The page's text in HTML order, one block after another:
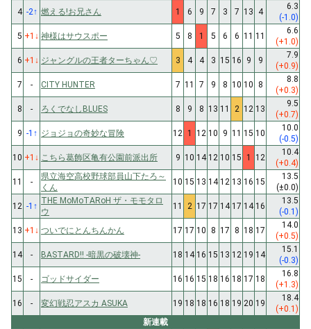
4 -2↑ 燃える!お兄さん 1 6 9 7 3 7 13 4
6.3
(-1.0)
5 +1 ↓ 神様はサウスポー 5 8 1 5 6 6 11 11
6.6
(+1.0)
6 +1 ↓ ジャングルの王者ターちゃん♡ 3 4 4 3 15 16 9 9
7.9
(+0.9)
7
- CITY HUNTER 7 11 7 9 8 10 10 8
8.8
(+0.3)
8
- ろくでなしBLUES 8 9 8 13 11 2 12 13
9.5
(+0.7)
9 -1 ↑ ジョジョの奇妙な冒険 12 1 12 10 9 11 15 10
10.0
(-0.5)
10 +1 ↓ こちら葛飾区亀有公園前派出所 9 10 14 12 10 15 1 12
10.4
(+0.4)
11
-
県立海空高校野球部員山下たろ～
くん
10 15 13 14 12 13 16 15
13.5
(±0.0)
12 -1 ↑
THE MoMoTARoH ザ・モモタロ
ウ
11 2 17 17 14 17 14 16
13.5
(-0.1)
13 +1 ↓ ついでにとんちんかん 17 17 10 8 17 8 18 17
14.0
(+0.5)
14
- BASTARD!! -暗黒の破壊神- 18 14 16 15 13 12 19 14
15.1
(-0.3)
15
- ゴッドサイダー 16 16 15 18 16 18 17 18
16.8
(+1.3)
16
- 変幻戦忍アスカ ASUKA 19 18 18 16 18 19 20 19
18.4
(+0.1)
新連載